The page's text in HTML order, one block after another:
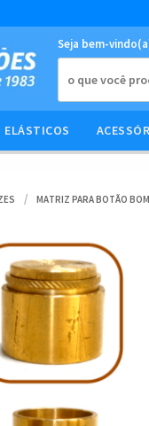
Seja bem-
ELÁSTICOS
MATRIZ PARA BOTÃO